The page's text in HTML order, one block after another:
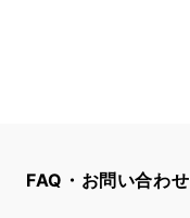
FAQ・お問い合わせ